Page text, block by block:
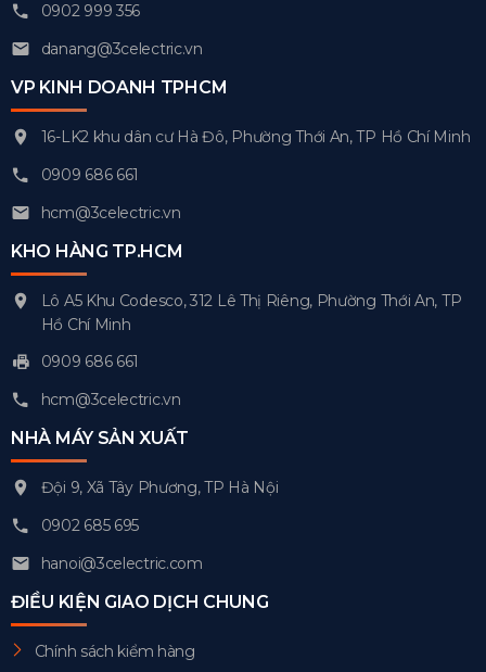
0902 999 356
danang@3celectric.vn
VP KINH DOANH TPHCM
16-LK2 khu dân cư Hà Đô, Phường Thới An, TP Hồ Chí Minh
0909 686 661
hcm@3celectric.vn
KHO HÀNG TP.HCM
Lô A5 Khu Codesco, 312 Lê Thị Riêng, Phường Thới An, TP
Hồ Chí Minh
0909 686 661
hcm@3celectric.vn
NHÀ MÁY SẢN XUẤT
Đội 9, Xã Tây Phương, TP Hà Nội
0902 685 695
hanoi@3celectric.com
ĐIỀU KIỆN GIAO DỊCH CHUNG
Chính sách kiểm hàng